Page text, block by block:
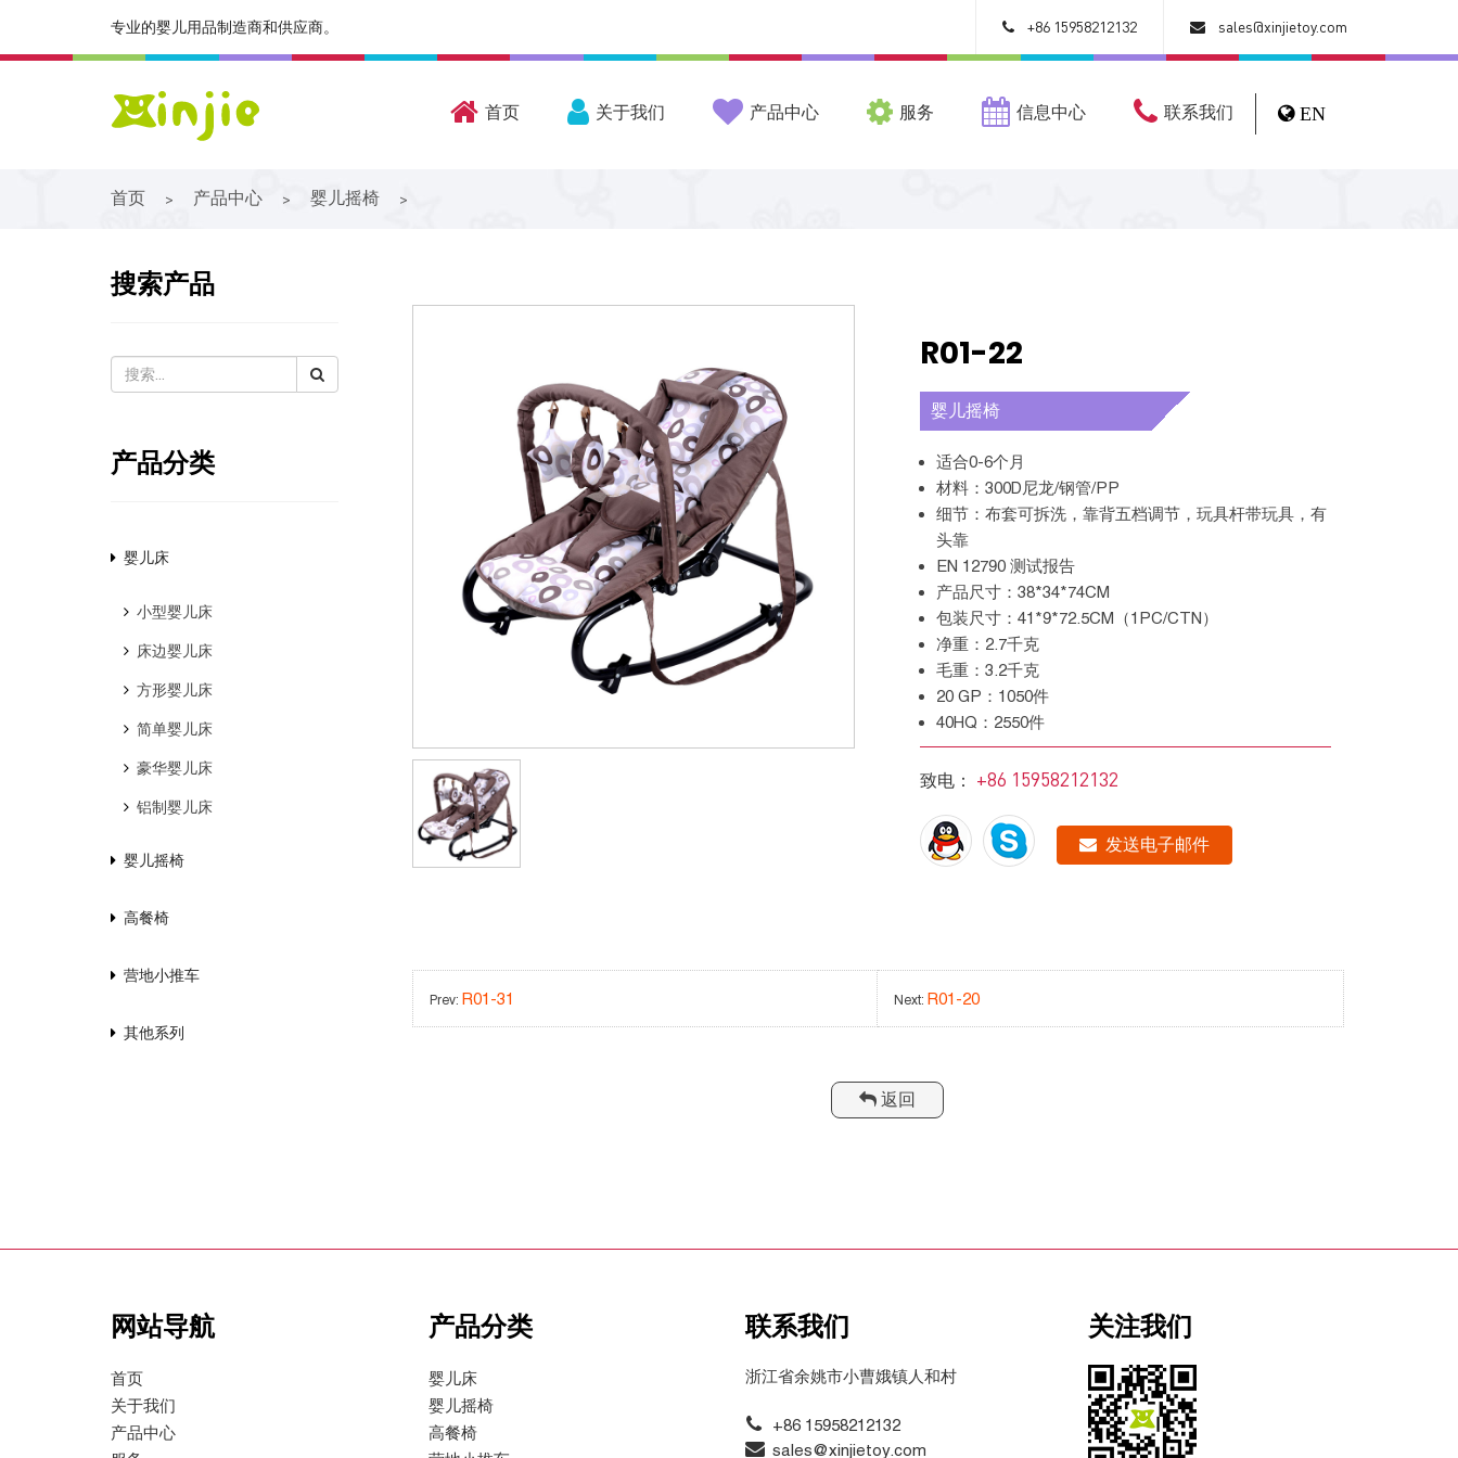
专业的婴儿用品制造商和供应商。 sales@xinjietoy.com
+86 15958212132
EN
首页 关于我们 产品中心 服务 信息中心 联系我们
首页 > 产品中心 > 婴儿摇椅 >
搜索产品
产品分类
婴儿床
小型婴儿床
床边婴儿床
方形婴儿床
简单婴儿床
豪华婴儿床
铝制婴儿床
婴儿摇椅
高餐椅
营地小推车
其他系列
R01-22
婴儿摇椅
适合0-6个月
材料：300D尼龙/钢管/PP
细节：布套可拆洗，靠背五档调节，玩具杆带玩具，有
头靠
EN 12790 测试报告
产品尺寸：38*34*74CM
包装尺寸：41*9*72.5CM（1PC/CTN）
净重：2.7千克
毛重：3.2千克
20 GP：1050件
40HQ：2550件
致电： +86 15958212132
发送电子邮件
Prev: R01-31 Next: R01-20
返回
网站导航
首页
关于我们
产品中心
产品分类
婴儿床
婴儿摇椅
高餐椅
联系我们
浙江省余姚市小曹娥镇人和村
+86 15958212132
sales@xinjietoy.com
关注我们